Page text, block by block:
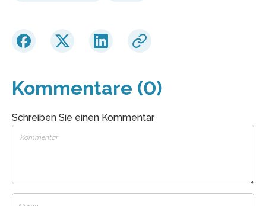
Kommentare (0)
Schreiben Sie einen Kommentar